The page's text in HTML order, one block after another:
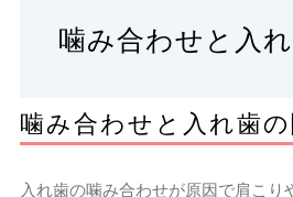
噛み合わせと入
噛み合わせと入れ歯の
入れ歯の噛み合わせが原因で肩こり